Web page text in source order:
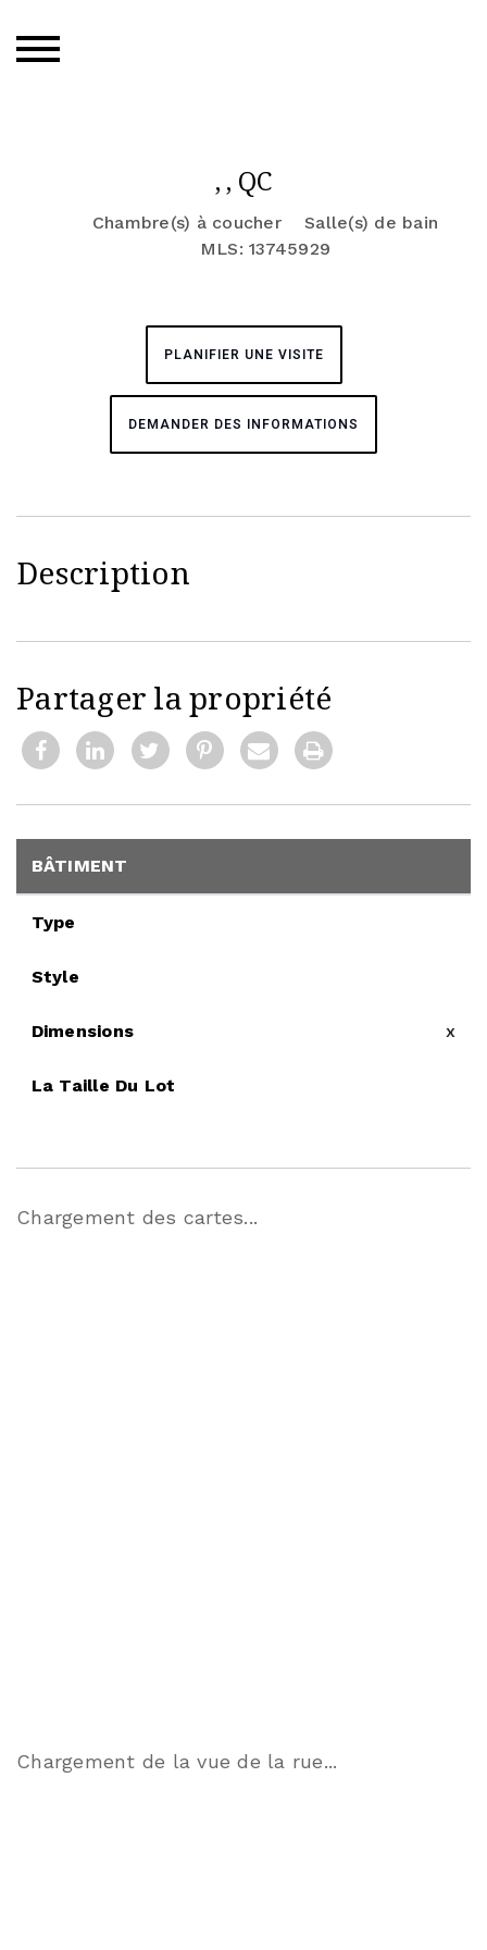
, , QC
Chambre(s) à coucher
Salle(s) de bain
MLS: 13745929
PLANIFIER UNE VISITE
DEMANDER DES INFORMATIONS
Description
Partager la propriété
BÂTIMENT
Type
Style
Dimensions x
La Taille Du Lot
Chargement des cartes...
Chargement de la vue de la rue...